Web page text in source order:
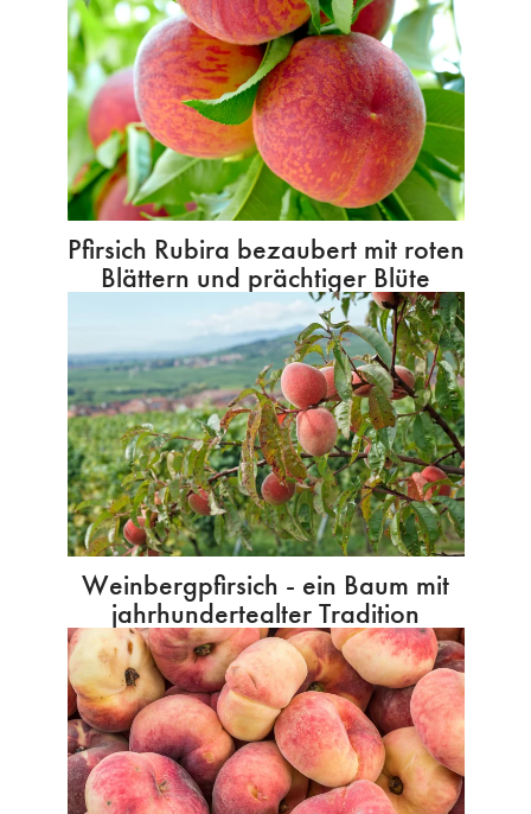
Pfirsich Rubira bezaubert mit roten
Blättern und prächtiger Blüte
Weinbergpfirsich - ein Baum mit
jahrhundertealter Tradition